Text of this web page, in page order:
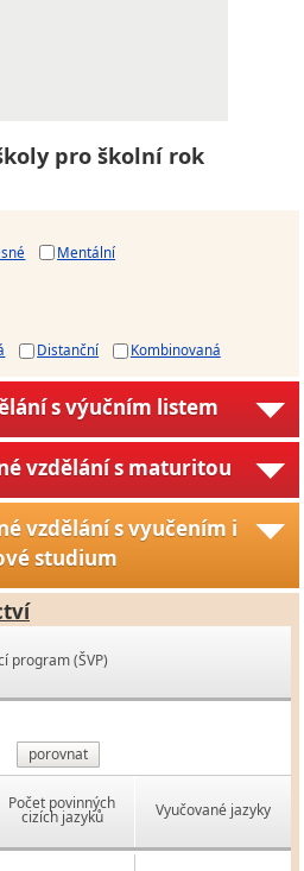
pro školní rok
Mentální
Distanční Kombinovaná
s výučním listem
vzdělání s maturitou
vzdělání s vyučením i
studium
program (ŠVP)
porovnat
Počet povinných
cizích jazyků Vyučované jazyky